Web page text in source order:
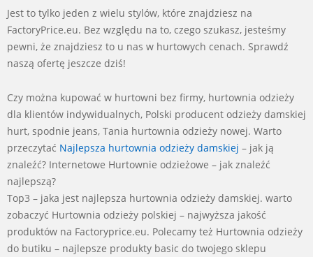
Jest to tylko jeden z wielu stylów, które znajdziesz na
FactoryPrice.eu. Bez względu na to, czego szukasz, jesteśmy
pewni, że znajdziesz to u nas w hurtowych cenach. Sprawdź
naszą ofertę jeszcze dziś!
Czy można kupować w hurtowni bez firmy, hurtownia odzieży
dla klientów indywidualnych, Polski producent odzieży damskiej
hurt, spodnie jeans, Tania hurtownia odzieży nowej. Warto
przeczytać Najlepsza hurtownia odzieży damskiej – jak ją
znaleźć? Internetowe Hurtownie odzieżowe – jak znaleźć
najlepszą?
Top3 – jaka jest najlepsza hurtownia odzieży damskiej. warto
zobaczyć Hurtownia odzieży polskiej – najwyższa jakość
produktów na Factoryprice.eu. Polecamy też Hurtownia odzieży
do butiku – najlepsze produkty basic do twojego sklepu